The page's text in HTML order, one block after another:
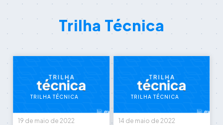
Trilha Técnica
TRILHA TÉCNICA
19 de maio de 2022
TRILHA TÉCNICA
14 de maio de 2022